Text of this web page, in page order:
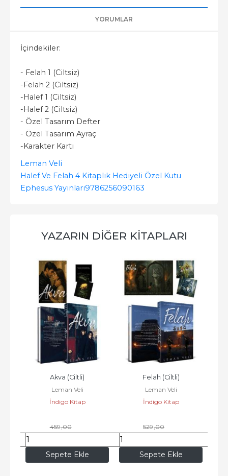
YORUMLAR
İçindekiler:
- Felah 1 (Ciltsiz)
-Felah 2 (Ciltsiz)
-Halef 1 (Ciltsiz)
-Halef 2 (Ciltsiz)
- Özel Tasarım Defter
- Özel Tasarım Ayraç
-Karakter Kartı
Leman Veli
Halef Ve Felah 4 Kitaplık Hediyeli Özel Kutu
Ephesus Yayınları9786256090163
YAZARIN DIĞER KITAPLARI
Sepete Ekle
Akva (Ciltli)
Leman Veli
İndigo Kitap
459,00
348,84
Sepete Ekle
Felah (Ciltli)
Leman Veli
İndigo Kitap
529,00
402,04